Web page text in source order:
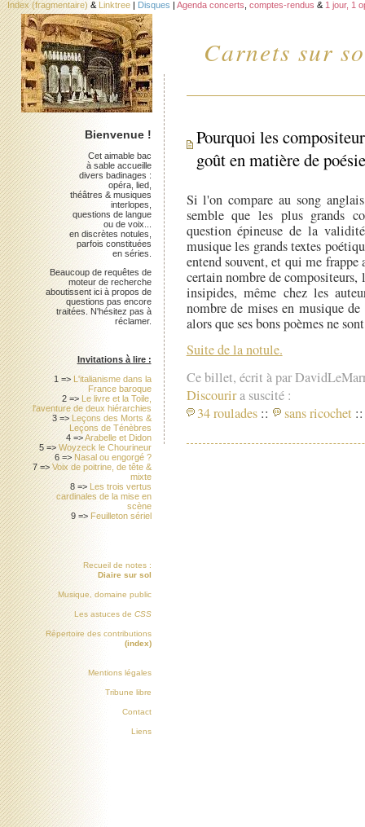
Carnets sur
Index (fragmentaire) & Linktree | Disques | Agenda concerts comptes-rendus & 1 jour, 1
Pourquoi les
goût en matière de
Si l'on compare au song
semble que les plus grands
question épineuse de la
musique les grands textes
entend souvent, et qui me frappe
certain nombre de
insipides, même chez les
nombre de mises en musique
alors que ses bons poèmes ne
Suite de la notule.
Ce billet, écrit à par
Discourira suscité :
34 roulades :: sans ricochet ::
Bienvenue !
Cet aimable bac
à sable accueille
divers badinages :
opéra, lied,
théâtres & musiques
interlopes,
questions de langue
ou de voix...
en discrètes notules,
parfois constituées
en séries.
Beaucoup de requêtes de
moteur de recherche
aboutissent ici à propos de
questions pas encore
traitées. N'hésitez pas à
réclamer.
Invitations à lire :
1 => L'italianisme dans la
France baroque
2 => Le livre et la Toile,
l'aventure de deux hiérarchies
3 => Leçons des Morts &
Leçons de Ténèbres
4 =>Arabelle et Didon
5 =>Woyzeck le Chourineur
6 => Nasal ou engorgé ?
7 =>Voix de poitrine, de tête &
mixte
8 => Les trois vertus
cardinales de la mise en
scène
9 => Feuilleton sériel
Recueil de notes :
Diaire sur sol
Musique, domaine public
Les astuces de CSS
Répertoire des contributions
(index)
Mentions légales
Tribune libre
Contact
Liens